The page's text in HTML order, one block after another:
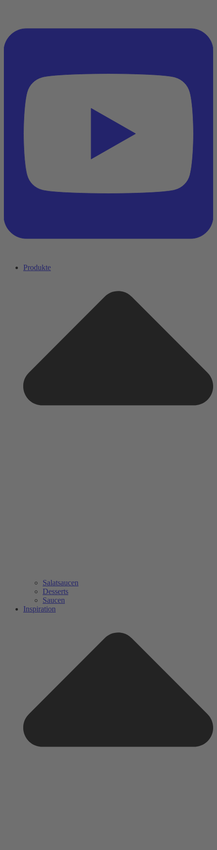
Produkte
Salatsaucen
Desserts
Saucen
Inspiration